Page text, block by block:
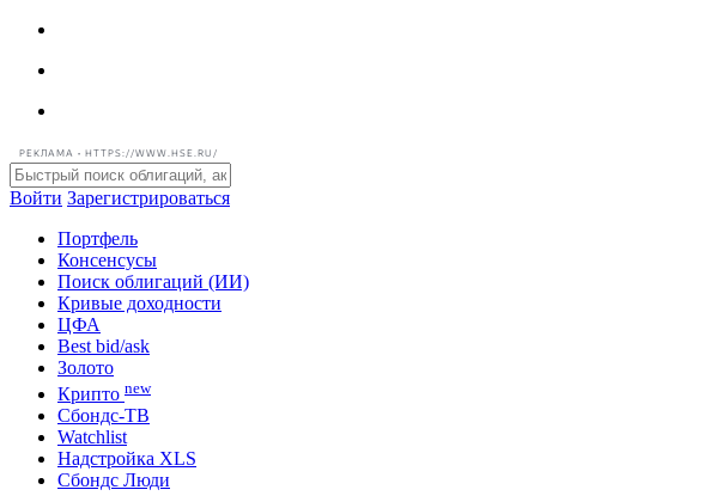
РЕКЛАМА • HTTPS://WWW.HSE.RU/
Войти Зарегистрироваться
Портфель
Консенсусы
Поиск облигаций (ИИ)
Кривые доходности
ЦФА
Best bid/ask
Золото
Криптоnew
Сбондс-ТВ